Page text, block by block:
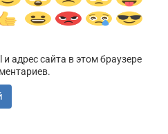
адрес сайта в этом браузере